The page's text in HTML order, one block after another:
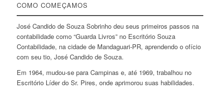
COMO COMEÇAMOS
José Candido de Souza Sobrinho deu seus primeiros passos na
contabilidade como “Guarda Livros” no Escritório Souza
Contabilidade, na cidade de Mandaguari-PR, aprendendo o ofício
com seu tio, José Candido de Souza.
Em 1964, mudou-se para Campinas e, até 1969, trabalhou no
Escritório Líder do Sr. Pires, onde aprimorou suas habilidades.